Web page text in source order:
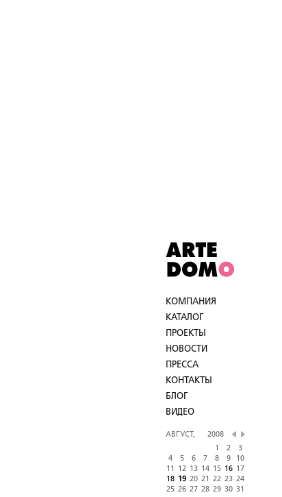
КОМПАНИЯ
КАТАЛОГ
ПРОЕКТЫ
НОВОСТИ
ПРЕССА
КОНТАКТЫ
БЛОГ
ВИДЕО
АВГУСТ,
2008
1
2
3
4
5 6 7 8 9
10
11
12 13 14 15 16
17
18 19 20 21 22 23 24
25 26 27 28 29 30 31